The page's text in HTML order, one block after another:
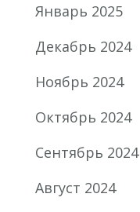
Январь 2025
Декабрь 2024
Ноябрь 2024
Октябрь 2024
Сентябрь 2024
Август 2024